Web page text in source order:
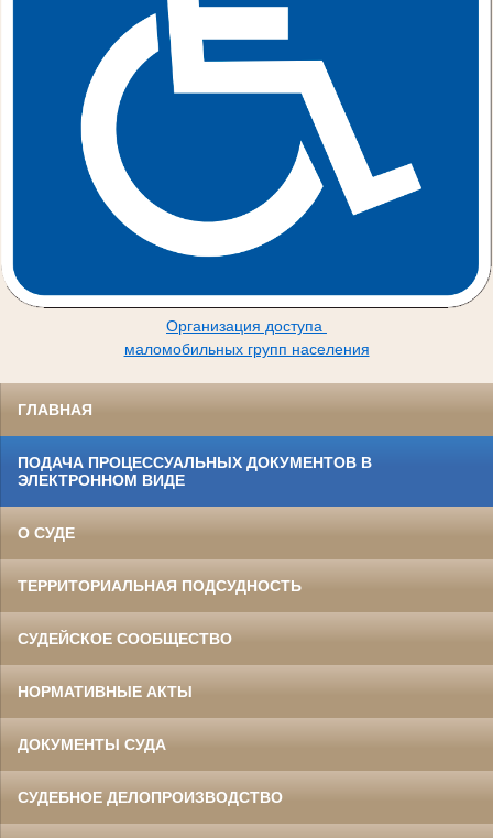
Организация доступа
маломобильных групп населения
ГЛАВНАЯ
ПОДАЧА ПРОЦЕССУАЛЬНЫХ ДОКУМЕНТОВ В
ЭЛЕКТРОННОМ ВИДЕ
О СУДЕ
ТЕРРИТОРИАЛЬНАЯ ПОДСУДНОСТЬ
СУДЕЙСКОЕ СООБЩЕСТВО
НОРМАТИВНЫЕ АКТЫ
ДОКУМЕНТЫ СУДА
СУДЕБНОЕ ДЕЛОПРОИЗВОДСТВО